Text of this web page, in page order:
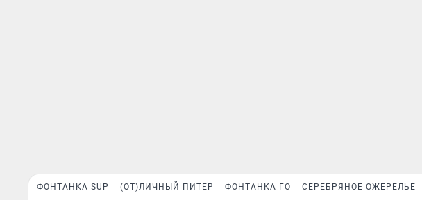
ФОНТАНКА SUP (ОТ)ЛИЧНЫЙ ПИТЕР ФОНТАНКА ГО СЕРЕБРЯНОЕ ОЖЕРЕЛЬЕ